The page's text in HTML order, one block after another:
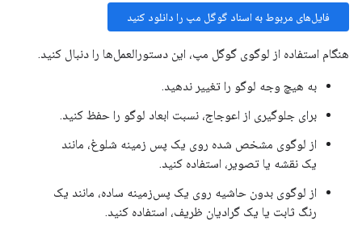
فایل‌های مربوط به اسناد گوگل مپ را دانلود کنید
هنگام استفاده از لوگوی گوگل مپ، این دستورالعمل‌ها را دنبال کنید.
به هیچ وجه لوگو را تغییر ندهید.
برای جلوگیری از اعوجاج، نسبت ابعاد لوگو را حفظ کنید.
از لوگوی مشخص شده روی یک پس زمینه شلوغ، مانند
یک نقشه یا تصویر، استفاده کنید.
از لوگوی بدون حاشیه روی یک پس‌زمینه ساده، مانند یک
رنگ ثابت یا یک گرادیان ظریف، استفاده کنید.